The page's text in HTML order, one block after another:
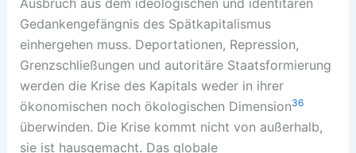
Gedankengefängnis des Spätkapitalismus
einhergehen muss. Deportationen, Repression,
Grenzschließungen und autoritäre Staatsformierung
werden die Krise des Kapitals weder in ihrer
ökonomischen noch ökologischen Dimension36
überwinden. Die Krise kommt nicht von außerhalb,
sie ist hausgemacht. Das globale